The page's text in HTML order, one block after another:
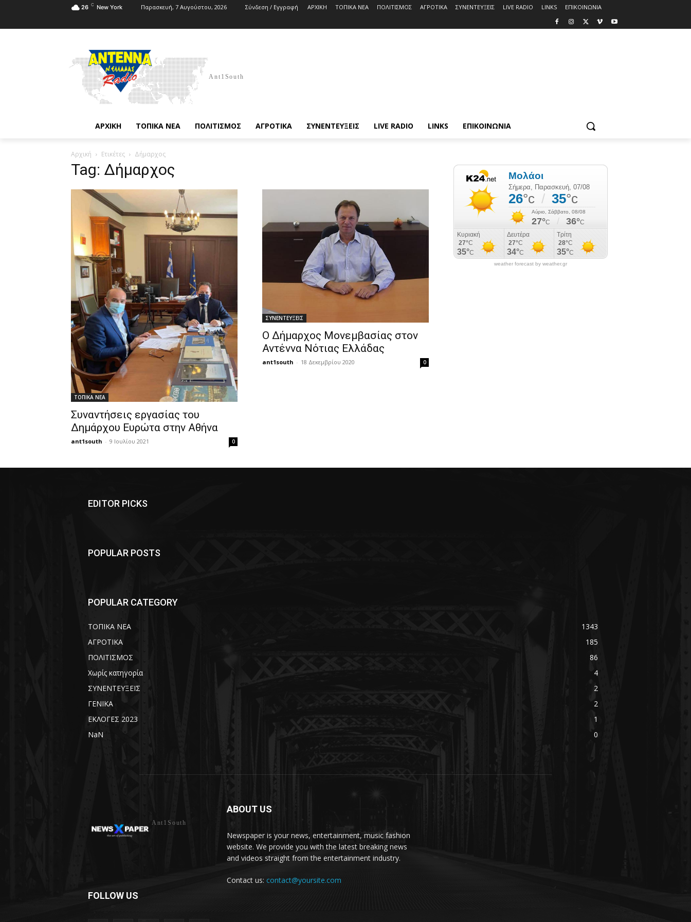
26 C New York Παρασκευή, 7 Αυγούστου, 2026 Σύνδεση / Εγγραφή ΑΡΧΙΚΗ ΤΟΠΙΚΑ ΝΕΑ ΠΟΛΙΤΙΣΜΟΣ ΑΓΡΟΤΙΚΑ ΣΥΝΕΝΤΕΥΞΕΙΣ LIVE RADIO LINKS ΕΠΙΚΟΙΝΩΝΙΑ
Ant1South
ΑΡΧΙΚΗ ΤΟΠΙΚΑ ΝΕΑ ΠΟΛΙΤΙΣΜΟΣ ΑΓΡΟΤΙΚΑ ΣΥΝΕΝΤΕΥΞΕΙΣ LIVE RADIO LINKS ΕΠΙΚΟΙΝΩΝΙΑ
Αρχική Ετικέτες Δήμαρχος
Tag: Δήμαρχος
ΤΟΠΙΚΑ ΝΕΑ
Συναντήσεις εργασίας του
Δημάρχου Ευρώτα στην Αθήνα
ant1south - 9 Ιουλίου 2021 0
ΣΥΝΕΝΤΕΥΞΕΙΣ
O Δήμαρχος Μονεμβασίας στον
Αντέννα Νότιας Ελλάδας
ant1south - 18 Δεκεμβρίου 2020 0
weather forecast by weather.gr
EDITOR PICKS
POPULAR POSTS
POPULAR CATEGORY
ΤΟΠΙΚΑ ΝΕΑ
1343
ΑΓΡΟΤΙΚΑ
185
ΠΟΛΙΤΙΣΜΟΣ
86
Χωρίς κατηγορία
4
ΣΥΝΕΝΤΕΥΞΕΙΣ
2
ΓΕΝΙΚΑ
2
ΕΚΛΟΓΕΣ 2023
1
NaN
0
Ant1South
ABOUT US
Newspaper is your news, entertainment, music fashion
website. We provide you with the latest breaking news
and videos straight from the entertainment industry.
Contact us: contact@yoursite.com
FOLLOW US